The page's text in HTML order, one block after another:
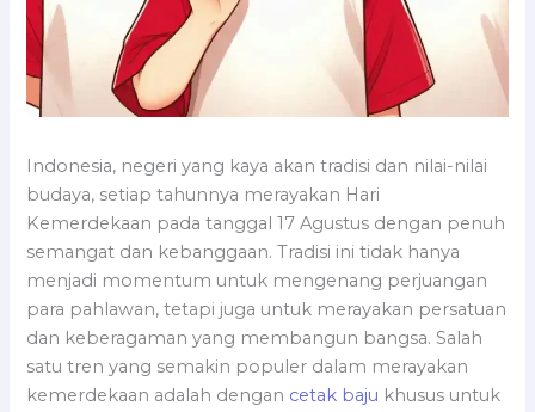
Indonesia, negeri yang kaya akan tradisi dan nilai-nilai
budaya, setiap tahunnya merayakan Hari
Kemerdekaan pada tanggal 17 Agustus dengan penuh
semangat dan kebanggaan. Tradisi ini tidak hanya
menjadi momentum untuk mengenang perjuangan
para pahlawan, tetapi juga untuk merayakan persatuan
dan keberagaman yang membangun bangsa. Salah
satu tren yang semakin populer dalam merayakan
kemerdekaan adalah dengan cetak baju khusus untuk